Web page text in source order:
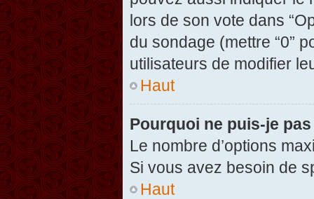
lors de son vote dans
du sondage (mettre “0”
utilisateurs de modifier
Haut
Pourquoi ne puis-je
Le nombre d’options
Si vous avez besoin de
Haut